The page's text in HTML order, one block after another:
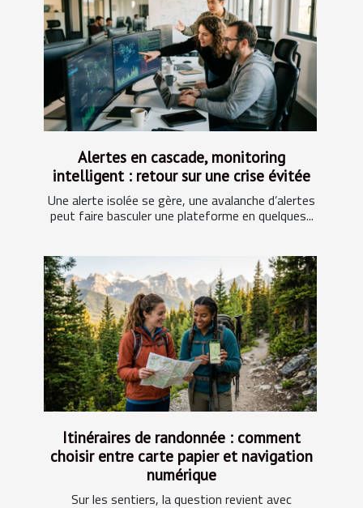
Alertes en cascade, monitoring
intelligent : retour sur une crise évitée
Une alerte isolée se gère, une avalanche d’alertes
peut faire basculer une plateforme en quelques...
Itinéraires de randonnée : comment
choisir entre carte papier et navigation
numérique
Sur les sentiers, la question revient avec